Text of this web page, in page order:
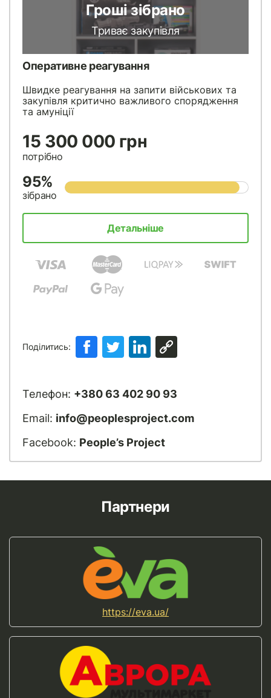
Гроші зібрано
Триває закупівля
Оперативне реагування
Швидке реагування на запити військових та
закупівля критично важливого спорядження
та амуніції
15 300 000 грн
потрібно
95%
зібрано
Детальніше
Поділитись:
Телефон: +380 63 402 90 93
Email: info@peoplesproject.com
Facebook: People’s Project
Партнери
https://eva.ua/